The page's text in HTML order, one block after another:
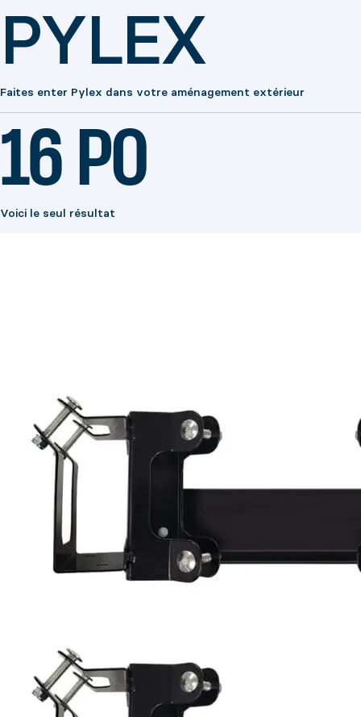
PYLEX
Faites enter Pylex dans votre aménagement extérieur
16 PO
Voici le seul résultat